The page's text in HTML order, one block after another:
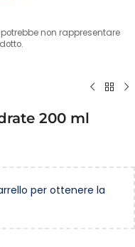
non rappresentare
200 ml
per ottenere la